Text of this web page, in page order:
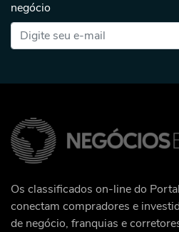
negócio
Os classificados on-line do
conectam compradores e
de negócio, franquias e